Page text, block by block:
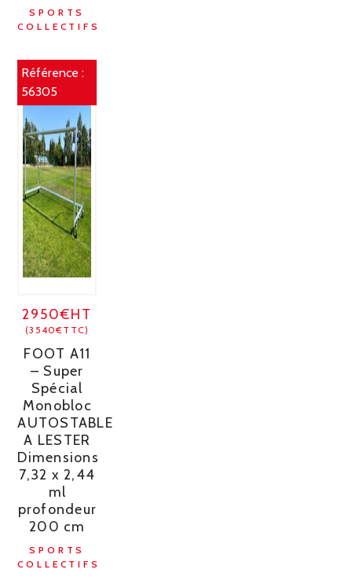
SPORTS
COLLECTIFS
Référence :
56305
2950€HT
(3540€TTC)
FOOT A11
– Super
Spécial
Monobloc
AUTOSTABLE
A LESTER
Dimensions
7,32 x 2,44
ml
profondeur
200 cm
SPORTS
COLLECTIFS